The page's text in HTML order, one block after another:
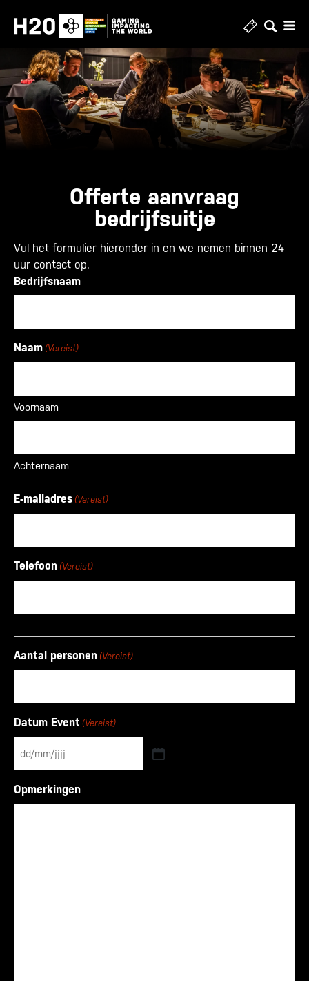
Offerte aanvraag
bedrijfsuitje
Vul het formulier hieronder in en we nemen binnen 24
uur contact op.
Bedrijfsnaam
Naam (Vereist)
Voornaam
Achternaam
E-mailadres (Vereist)
Telefoon (Vereist)
Aantal personen (Vereist)
Datum Event (Vereist)
DD
MM
Opmerkingen